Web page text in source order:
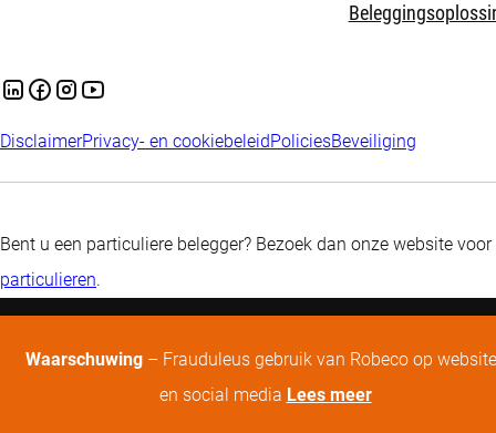
DisclaimerPrivacy- en cookiebeleidPoliciesBeveiliging
Bent u een particuliere belegger? Bezoek dan onze website voor
particulieren.
Waarschuwing – Frauduleus gebruik van Robeco op
en social media Lees meer